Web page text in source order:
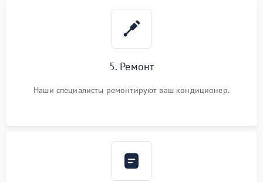
5. Ремонт
Наши специалисты ремонтируют ваш кондиционер.